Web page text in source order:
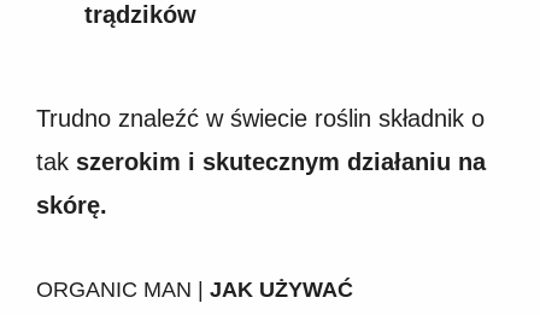
trądzików
Trudno znaleźć w świecie roślin składnik o
tak szerokim i skutecznym działaniu na
skórę.
ORGANIC MAN | JAK UŻYWAĆ